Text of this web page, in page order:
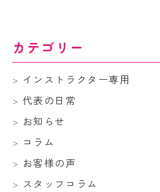
カテゴリー
インストラクター専用
代表の日常
お知らせ
コラム
お客様の声
スタッフコラム